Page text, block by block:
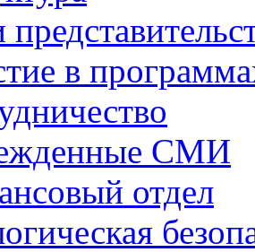
в
СМИ
отдел